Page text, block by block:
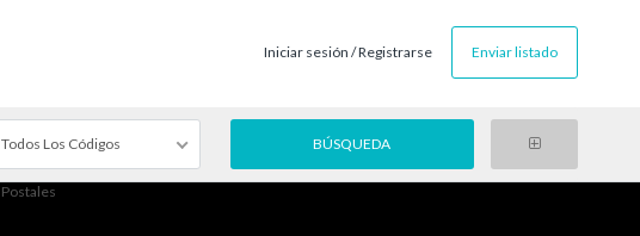
Iniciar sesión / Registrarse Enviar listado
Todos Los Códigos
Postales